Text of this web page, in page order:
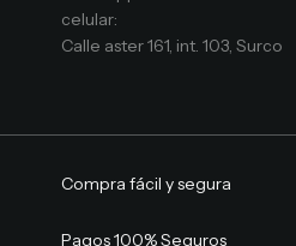
celular:
Calle aster 161, int. 103, Surco
Compra fácil y segura
Pagos 100% Seguros